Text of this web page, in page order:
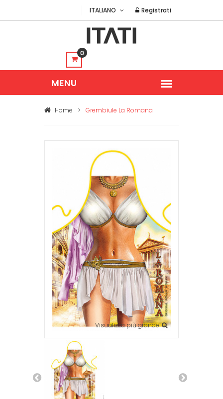
ITALIANO Registrati
0
Home > Grembiule La Romana
Visualizza più grande